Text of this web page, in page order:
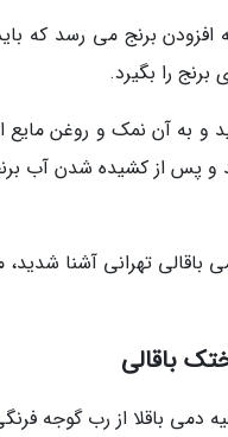
افزودن برنج می رسد که
را بگیرد.
و به آن نمک و روغن مایع
و پس از کشیده شدن آب
باقالی تهرانی آشنا
باقالی
دمی باقلا از رب گوجه